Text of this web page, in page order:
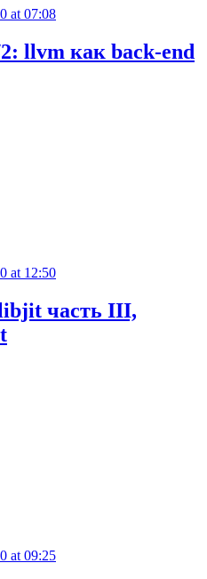
at 07:08
llvm как back-end
at 12:50
часть III,
at 09:25